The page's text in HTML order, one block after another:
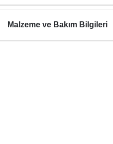
Malzeme ve Bakım Bilgileri